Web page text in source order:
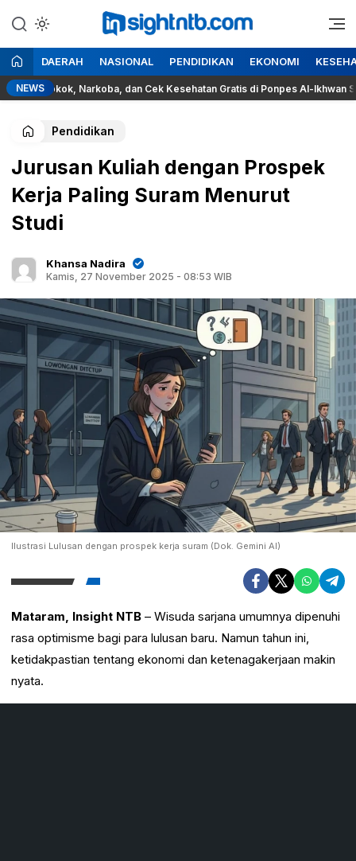
ke
konten
Insight NTB
Berita Seputar NTB
DAERAH NASIONAL PENDIDIKAN EKONOMI
NEWS
Rokok, Narkoba, dan Cek Kesehatan Gratis di Ponpes Al-Ikhwan Sesait
Pendidikan
Jurusan Kuliah dengan Prospek
Kerja Paling Suram Menurut
Studi
Khansa Nadira
Kamis, 27 November 2025 - 08:53 WIB
Ilustrasi Lulusan dengan prospek kerja suram (Dok. Gemini AI)
Mataram, Insight NTB – Wisuda sarjana umumnya dipenuhi
rasa optimisme bagi para lulusan baru. Namun tahun ini,
ketidakpastian tentang ekonomi dan ketenagakerjaan makin
nyata.